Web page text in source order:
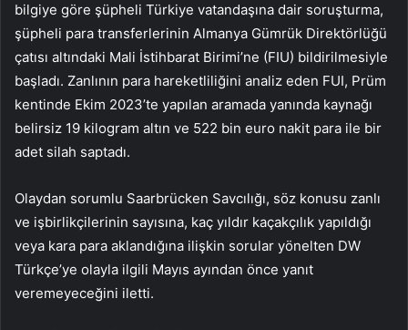
bilgiye göre şüpheli Türkiye vatandaşına dair soruşturma,
şüpheli para transferlerinin Almanya Gümrük Direktörlüğü
çatısı altındaki Mali İstihbarat Birimi’ne (FIU) bildirilmesiyle
başladı. Zanlının para hareketliliğini analiz eden FUI, Prüm
kentinde Ekim 2023’te yapılan aramada yanında kaynağı
belirsiz 19 kilogram altın ve 522 bin euro nakit para ile bir
adet silah saptadı.
Olaydan sorumlu Saarbrücken Savcılığı, söz konusu zanlı
ve işbirlikçilerinin sayısına, kaç yıldır kaçakçılık yapıldığı
veya kara para aklandığına ilişkin sorular yönelten DW
Türkçe’ye olayla ilgili Mayıs ayından önce yanıt
veremeyeceğini iletti.